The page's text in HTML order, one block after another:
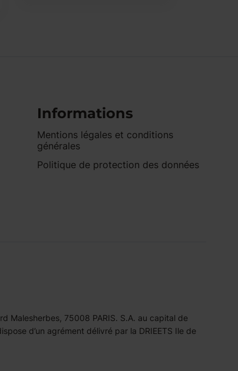
Informations
Mentions légales et conditions
générales
Politique de protection des données
Malesherbes, 75008 PARIS. S.A. au capital de
d’un agrément délivré par la DRIEETS Ile de